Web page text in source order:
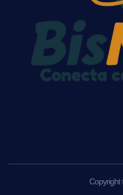
Copyright